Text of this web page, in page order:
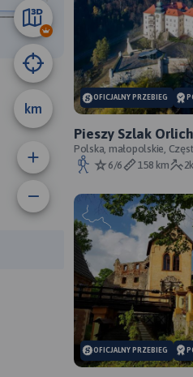
km
8.9 km
trasy:
OFICJALNY PRZEBIEG
Pieszy Szlak
oficjalny przebieg
Polska, małopolskie,
Mirów; Bobolice; Morsko;
Smoleń; By
6/6 158 km
OFICJALNY PRZEBIEG